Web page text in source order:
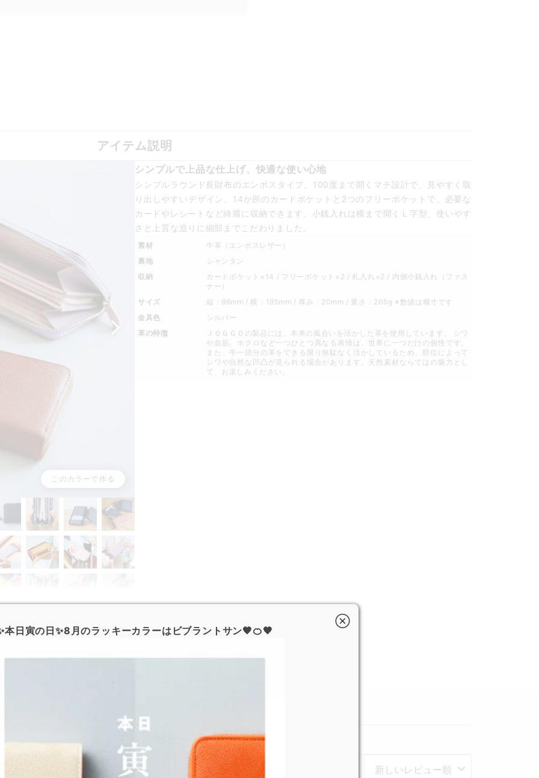
アイテム説明
このカラーで作る
シンプルで上品な仕上げ、快適な使い心地
シンプルラウンド長財布のエンボスタイプ。100度まで開くマチ設計で、見やすく取
り出しやすいデザイン。14か所のカードポケットと2つのフリーポケットで、必要な
カードやレシートなど綺麗に収納できます。小銭入れは横まで開くＬ字型、使いやす
さと上質な造りに細部までこだわりました。
素材
牛革（エンボスレザー）
裏地
シャンタン
収納
カードポケット×14 / フリーポケット×2 / 札入れ×2 / 内側小銭入れ（ファス
ナー）
サイズ
縦：96mm / 横：195mm / 厚み：20mm / 重さ：205g ※数値は概寸です
金具色
シルバー
革の特徴
ＪＯＧＧＯの製品には、本来の風合いを活かした革を使用しています。 シワ
や血筋、ホクロなど一つひとつ異なる表情は、世界に一つだけの個性です。
また、牛一頭分の革をできる限り無駄なく活かしているため、部位によって
シワや自然な凹凸が見られる場合があります。天然素材ならではの魅力とし
て、お楽しみください。
カスタマーレビュー
本日寅の日✨8月のラッキーカラーはビブラントサン🧡🍊🧡